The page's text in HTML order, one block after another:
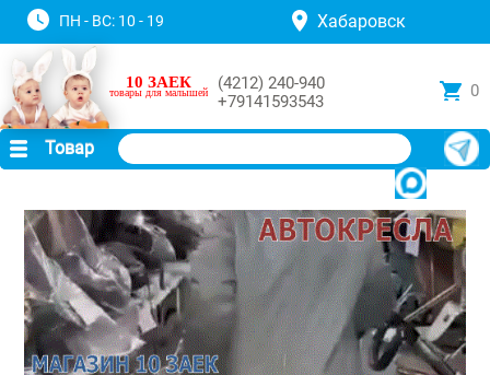
ПН - ВС: 10 - 19 Хабаровск
10 ЗАЕК
товары для малышей
(4212) 240-940
+79141593543
0
Товар